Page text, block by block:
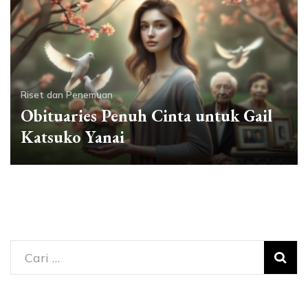
Riset dan Penemuan
Obituaries Penuh Cinta untuk Gail
Katsuko Yanai
Cari
untuk: